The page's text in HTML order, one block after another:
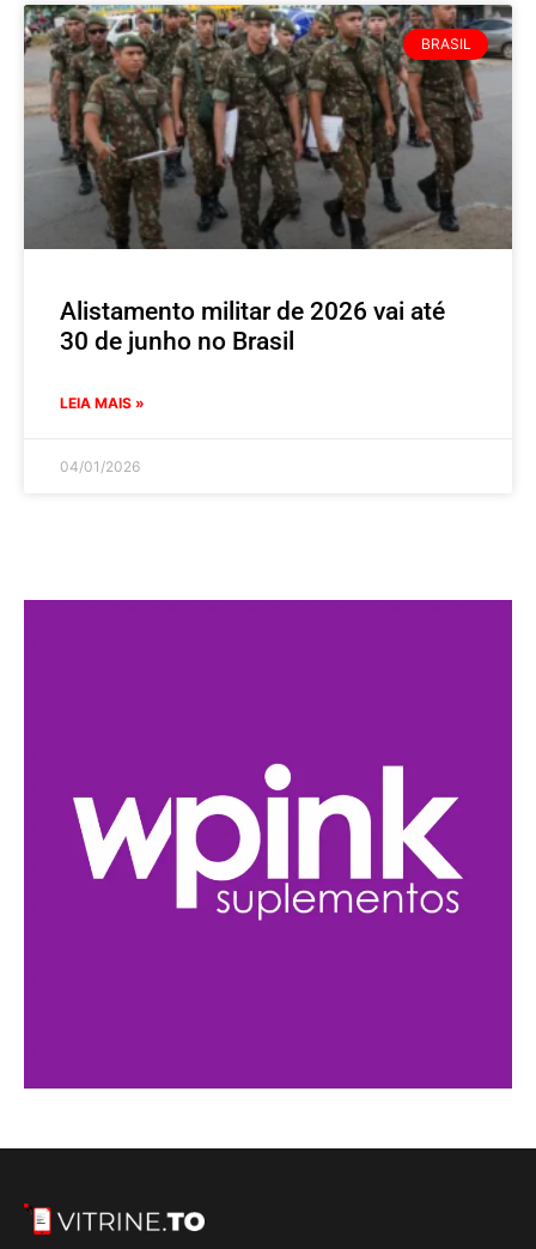
BRASIL
Alistamento militar de 2026 vai até
30 de junho no Brasil
LEIA MAIS »
04/01/2026